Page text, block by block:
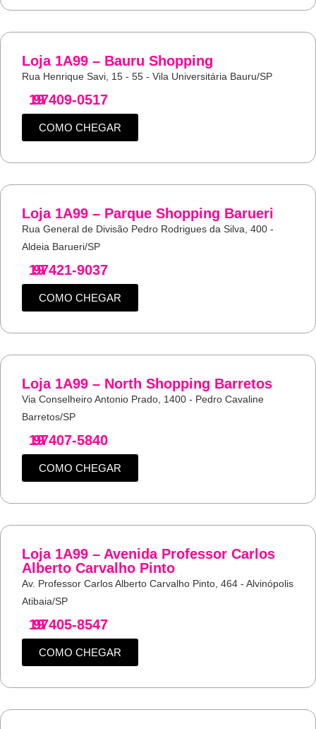
Loja 1A99 – Bauru Shopping
Rua Henrique Savi, 15 - 55 - Vila Universitária Bauru/SP
19
97409-0517
COMO CHEGAR
Loja 1A99 – Parque Shopping Barueri
Rua General de Divisão Pedro Rodrigues da Silva, 400 -
Aldeia Barueri/SP
19
97421-9037
COMO CHEGAR
Loja 1A99 – North Shopping Barretos
Via Conselheiro Antonio Prado, 1400 - Pedro Cavaline
Barretos/SP
19
97407-5840
COMO CHEGAR
Loja 1A99 – Avenida Professor Carlos
Alberto Carvalho Pinto
Av. Professor Carlos Alberto Carvalho Pinto, 464 - Alvinópolis
Atibaia/SP
19
97405-8547
COMO CHEGAR